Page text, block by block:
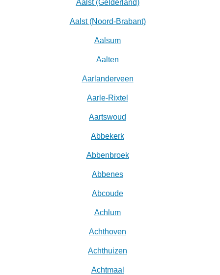
Aalst (Gelderland)
Aalst (Noord-Brabant)
Aalsum
Aalten
Aarlanderveen
Aarle-Rixtel
Aartswoud
Abbekerk
Abbenbroek
Abbenes
Abcoude
Achlum
Achthoven
Achthuizen
Achtmaal